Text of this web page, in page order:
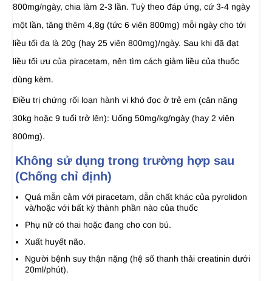
800mg/ngày, chia làm 2-3 lần. Tuỳ theo đáp ứng, cứ 3-4 ngày
một lần, tăng thêm 4,8g (tức 6 viên 800mg) mỗi ngày cho tới
liều tối đa là 20g (hay 25 viên 800mg)/ngày. Sau khi đã đạt
liều tối ưu của piracetam, nên tìm cách giảm liều của thuốc
dùng kèm.
Điều trị chứng rối loạn hành vi khó đọc ở trẻ em (cân nặng
30kg hoặc 9 tuổi trở lên): Uống 50mg/kg/ngày (hay 2 viên
800mg).
Không sử dụng trong trường hợp sau
(Chống chỉ định)
Quá mẫn cảm với piracetam, dẫn chất khác của pyrolidon
và/hoặc với bất kỳ thành phần nào của thuốc
Phụ nữ có thai hoặc đang cho con bú.
Xuất huyết não.
Người bệnh suy thận nặng (hệ số thanh thải creatinin dưới
20ml/phút).